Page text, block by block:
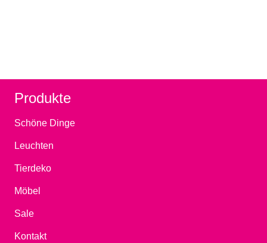
Produkte
Schöne Dinge
Leuchten
Tierdeko
Möbel
Sale
Kontakt